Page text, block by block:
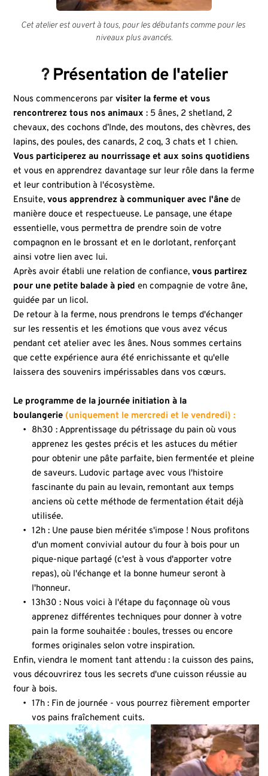
Cet atelier est ouvert à tous, pour les débutants comme pour les
niveaux plus avancés.
? Présentation de l'atelier
Nous commencerons par visiter la ferme et vous
rencontrerez tous nos animaux : 5 ânes, 2 shetland, 2
chevaux, des cochons d’Inde, des moutons, des chèvres, des
lapins, des poules, des canards, 2 coq, 3 chats et 1 chien.
Vous participerez au nourrissage et aux soins quotidiens
et vous en apprendrez davantage sur leur rôle dans la ferme
et leur contribution à l'écosystème.
Ensuite, vous apprendrez à communiquer avec l'âne de
manière douce et respectueuse. Le pansage, une étape
essentielle, vous permettra de prendre soin de votre
compagnon en le brossant et en le dorlotant, renforçant
ainsi votre lien avec lui.
Après avoir établi une relation de confiance, vous partirez
pour une petite balade à pied en compagnie de votre âne,
guidée par un licol.
De retour à la ferme, nous prendrons le temps d'échanger
sur les ressentis et les émotions que vous avez vécus
pendant cet atelier avec les ânes. Nous sommes certains
que cette expérience aura été enrichissante et qu'elle
laissera des souvenirs impérissables dans vos cœurs.
Le programme de la journée initiation à la
boulangerie (uniquement le mercredi et le vendredi) :
8h30 : Apprentissage du pétrissage du pain où vous
apprenez les gestes précis et les astuces du métier
pour obtenir une pâte parfaite, bien fermentée et pleine
de saveurs. Ludovic partage avec vous l'histoire
fascinante du pain au levain, remontant aux temps
anciens où cette méthode de fermentation était déjà
utilisée.
12h : Une pause bien méritée s'impose ! Nous profitons
d'un moment convivial autour du four à bois pour un
pique-nique partagé (c'est à vous d'apporter votre
repas), où l'échange et la bonne humeur seront à
l'honneur.
13h30 : Nous voici à l'étape du façonnage où vous
apprenez différentes techniques pour donner à votre
pain la forme souhaitée : boules, tresses ou encore
formes originales selon votre inspiration.
Enfin, viendra le moment tant attendu : la cuisson des pains,
vous découvrirez tous les secrets d'une cuisson réussie au
four à bois.
17h : Fin de journée - vous pourrez fièrement emporter
vos pains fraîchement cuits.